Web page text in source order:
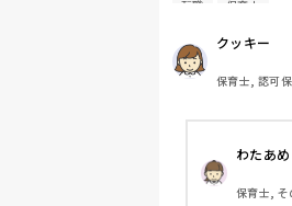
までの通勤定
私としてはなか
募を迷っている
転職 保育士
クッキー
保育士, 認可
わたあめ
保育士, そ